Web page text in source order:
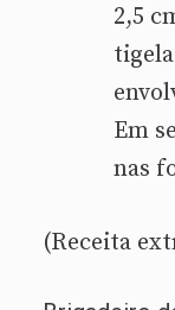
2,5
Em
nas
(Receita